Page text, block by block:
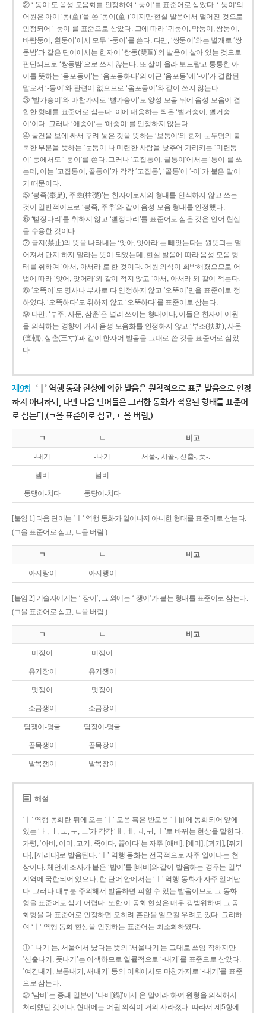
② ‘-동이’도 음성 모음화를 인정하여 ‘-둥이’를 표준어로 삼았다. ‘-둥이’의
어원은 아이 ‘동(童)’을 쓴 ‘동이(童-)’이지만 현실 발음에서 멀어진 것으로
인정되어 ‘-둥이’를 표준으로 삼았다. 그에 따라 ‘귀둥이, 막둥이, 쌍둥이,
바람둥이, 흰둥이’에서 모두 ‘-둥이’를 쓴다. 다만, ‘쌍둥이’와는 별개로 ‘쌍
동밤’과 같은 단어에서는 한자어 ‘쌍동(雙童)’의 발음이 살아 있는 것으로
판단되므로 ‘쌍둥밤’으로 쓰지 않는다. 또 살이 올라 보드랍고 통통한 아
이를 뜻하는 ‘옴포동이’는 ‘옴포동하다’의 어근 ‘옴포동’에 ‘-이’가 결합된
말로서 ‘-둥이’와 관련이 없으므로 ‘옴포둥이’와 같이 쓰지 않는다.
③ ‘발가숭이’와 마찬가지로 ‘빨가숭이’도 양성 모음 뒤에 음성 모음이 결
합한 형태를 표준어로 삼는다. 이에 대응하는 짝은 ‘벌거숭이, 뻘거숭
이’이다. 그러나 ‘애송이’는 ‘애숭이’를 인정하지 않는다.
④ 물건을 보에 싸서 꾸려 놓은 것을 뜻하는 ‘보퉁이’와 함께 눈두덩의 불
룩한 부분을 뜻하는 ‘눈퉁이’나 미련한 사람을 낮추어 가리키는 ‘미련퉁
이’ 등에서도 ‘-퉁이’를 쓴다. 그러나 ‘고집통이, 골통이’에서는 ‘통이’를 쓰
는데, 이는 ‘고집통이, 골통이’가 각각 ‘고집통’, ‘골통’에 ‘-이’가 붙은 말이
기 때문이다.
⑤ ‘봉족(奉足), 주초(柱礎)’는 한자어로서의 형태를 인식하지 않고 쓰는
것이 일반적이므로 ‘봉죽, 주추’와 같이 음성 모음 형태를 인정했다.
⑥ ‘뻗장다리’를 취하지 않고 ‘뻗정다리’를 표준어로 삼은 것은 언어 현실
을 수용한 것이다.
⑦ 금지(禁止)의 뜻을 나타내는 ‘앗아, 앗아라’는 빼앗는다는 원뜻과는 멀
어져서 단지 하지 말라는 뜻이 되었는데, 현실 발음에 따라 음성 모음 형
태를 취하여 ‘아서, 아서라’로 한 것이다. 어원 의식이 희박해졌으므로 어
법에 따라 ‘앗어, 앗어라’와 같이 적지 않고 ‘아서, 아서라’와 같이 적는다.
⑧ ‘오똑이’도 명사나 부사로 다 인정하지 않고 ‘오뚝이’만을 표준어로 정
하였다. ‘오똑하다’도 취하지 않고 ‘오뚝하다’를 표준어로 삼는다.
⑨ 다만, ‘부주, 사둔, 삼춘’은 널리 쓰이는 형태이나, 이들은 한자어 어원
을 의식하는 경향이 커서 음성 모음화를 인정하지 않고 ‘부조(扶助), 사돈
(査頓), 삼촌(三寸)’과 같이 한자어 발음을 그대로 쓴 것을 표준어로 삼았
다.
제9항 ‘ㅣ’ 역행 동화 현상에 의한 발음은 원칙적으로 표준 발음으로 인정
하지 아니하되, 다만 다음 단어들은 그러한 동화가 적용된 형태를 표준어
로 삼는다.(ㄱ을 표준어로 삼고, ㄴ을 버림.)
ㄱ ㄴ 비고
-내기 -나기 서울-, 시골-, 신출-, 풋-.
냄비 남비
동댕이-치다 동당이-치다
[붙임 1] 다음 단어는 ‘ㅣ’ 역행 동화가 일어나지 아니한 형태를 표준어로 삼는다.
(ㄱ을 표준어로 삼고, ㄴ을 버림.)
ㄱ ㄴ 비고
아지랑이 아지랭이
[붙임 2] 기술자에게는 ‘-장이’, 그 외에는 ‘-쟁이’가 붙는 형태를 표준어로 삼는다.
(ㄱ을 표준어로 삼고, ㄴ을 버림.)
ㄱ ㄴ 비고
미장이 미쟁이
유기장이 유기쟁이
멋쟁이 멋장이
소금쟁이 소금장이
담쟁이-덩굴 담장이-덩굴
골목쟁이 골목장이
발목쟁이 발목장이
해설
‘ㅣ’ 역행 동화란 뒤에 오는 ‘ㅣ’ 모음 혹은 반모음 ‘ㅣ[j]’에 동화되어 앞에
있는 ‘ㅏ, ㅓ, ㅗ, ㅜ, ㅡ’가 각각 ‘ㅐ, ㅔ, ㅚ, ㅟ, ㅣ’로 바뀌는 현상을 말한다.
가령, ‘아비, 어미, 고기, 죽이다, 끓이다’는 자주 [애비], [에미], [괴기], [쥐기
다], [끼리다]로 발음된다. ‘ㅣ’ 역행 동화는 전국적으로 자주 일어나는 현
상이다. 체언에 조사가 붙은 ‘밥이’를 [배비]와 같이 발음하는 경우는 일부
지역에 국한되어 있으나, 한 단어 안에서는 ‘ㅣ’ 역행 동화가 자주 일어난
다. 그러나 대부분 주의해서 발음하면 피할 수 있는 발음이므로 그 동화
형을 표준어로 삼기 어렵다. 또한 이 동화 현상은 매우 광범위하여 그 동
화형을 다 표준어로 인정하면 오히려 혼란을 일으킬 우려도 있다. 그리하
여 ‘ㅣ’ 역행 동화 현상을 인정하는 표준어는 최소화하였다.
① ‘-나기’는, 서울에서 났다는 뜻의 ‘서울나기’는 그대로 쓰임 직하지만
‘신출나기, 풋나기’는 어색하므로 일률적으로 ‘-내기’를 표준으로 삼았다.
‘여간내기, 보통내기, 새내기’ 등의 어휘에서도 마찬가지로 ‘-내기’를 표준
으로 삼는다.
② ‘남비’는 종래 일본어 ‘나베[鍋]’에서 온 말이라 하여 원형을 의식해서
처리했던 것이나, 현대에는 어원 의식이 거의 사라졌다. 따라서 제5항에